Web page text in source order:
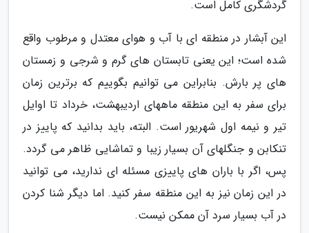
گردشگری کامل است.
این آبشار در منطقه ای با آب و هوای معتدل و مرطوب واقع
شده است؛ این یعنی تابستان های گرم و شرجی و زمستان
های پر بارش. بنابراین می توانیم بگوییم که برترین زمان
برای سفر به این منطقه ماههای اردیبهشت، خرداد تا اوایل
تیر و نیمه اول شهریور است. البته، باید بدانید که پاییز در
تنکابن و جنگلهای آن بسیار زیبا و تماشایی ظاهر می گردد.
پس، اگر با باران های پاییزی مسئله ای ندارید، می توانید
در این زمان نیز به این منطقه سفر کنید. اما دیگر شنا کردن
در آب بسیار سرد آن ممکن نیست.